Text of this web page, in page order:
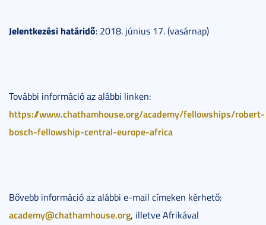
Jelentkezési határidő: 2018. június 17. (vasárnap)
További információ az alábbi linken:
https://www.chathamhouse.org/academy/fellowships/robert-
bosch-fellowship-central-europe-africa
Bővebb információ az alábbi e-mail címeken kérhető:
academy@chathamhouse.org, illetve Afrikával